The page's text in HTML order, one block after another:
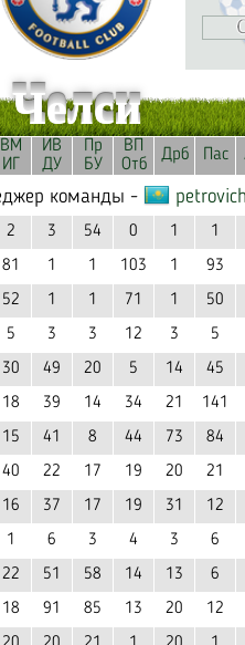
Челси
ВМ
ИГ
ИВ
ДУ
Пр
БУ
ВП
Отб
Дрб Пас
команды -
2 3 54 0 1 1
81 1 1 103 1 93
52 1 1 71 1 50
5 3 3 12 3 5
30 49 20 5 14 45
18 39 14 34 21 141
15 41 8 44 73 84
40 22 17 19 20 21
16 37 17 19 31 12
1 6 3 4 3 6
22 51 58 14 13 6
18 91 85 13 20 12